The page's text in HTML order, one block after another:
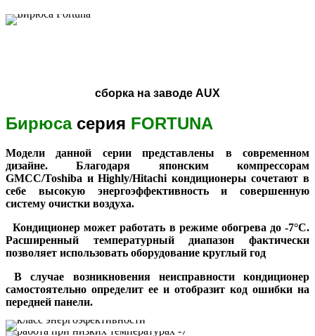
сборка на заводе AUX
Бирюса серия FORTUNA
Модели данной серии представлены в современном
дизайне. Благодаря японским компрессорам
GMCC/Toshiba и Highly/Hitachi кондиционеры сочетают в
себе высокую энергоэффективность и совершенную
систему очистки воздуха.
Кондиционер может работать в режиме обогрева до -7°C.
Расширенный температурный диапазон фактически
позволяет использовать оборудование круглый год
В случае возникновения неисправности кондиционер
самостоятельно определит ее и отобразит код ошибки на
передней панели.